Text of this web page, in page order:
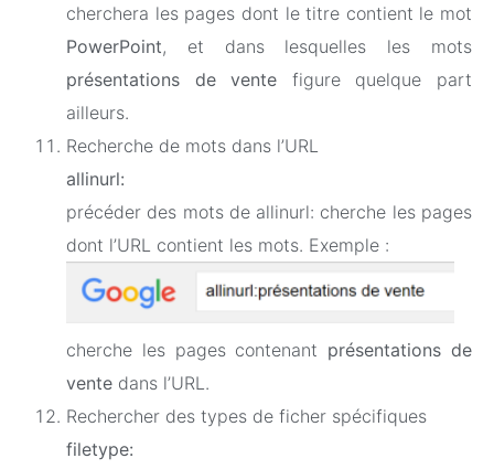
cherchera les pages dont le titre contient le mot
PowerPoint, et dans lesquelles les mots
présentations de vente figure quelque part
ailleurs.
Recherche de mots dans l’URL
allinurl:
précéder des mots de allinurl: cherche les pages
dont l’URL contient les mots. Exemple :
cherche les pages contenant présentations de
vente dans l’URL.
Rechercher des types de ficher spécifiques
filetype: